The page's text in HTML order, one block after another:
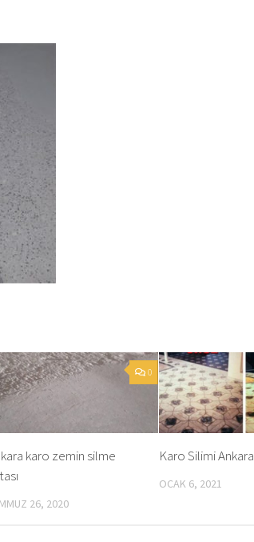
0
karo zemin silme
26, 2020
Karo Silimi Ankara
OCAK 6, 2021